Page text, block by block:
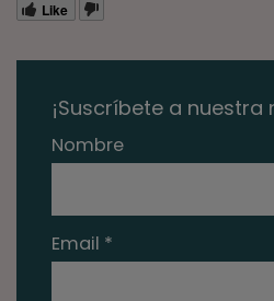
Like
¡Suscríbete a nuestra
Nombre
Email *